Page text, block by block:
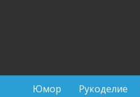
Юмор Рукоделие